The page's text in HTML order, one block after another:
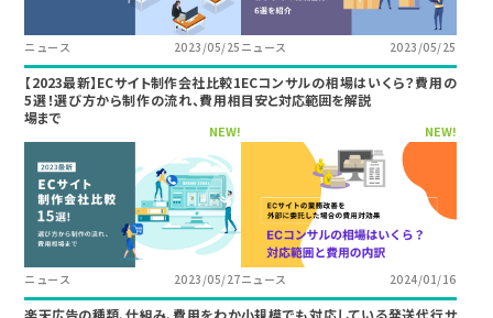
ニュース 2023/05/25 ニュース 2023/05/25
【2023最新】ECサイト制作会社比較1
5選！選び方から制作の流れ、費用相
場まで
NEW!
ニュース 2023/05/27
ECコンサルの相場はいくら？費用の
目安と対応範囲を解説
NEW!
ニュース 2024/01/16
楽天広告の種類、仕組み、費用をわか小規模でも対応している発送代行サ